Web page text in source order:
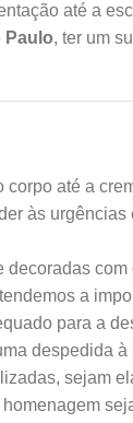
até a
Paulo, ter um
até a
às
a
para a
despedida
sejam